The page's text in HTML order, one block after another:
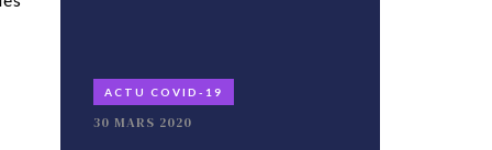
ACTU COVID-19
30 MARS 2020